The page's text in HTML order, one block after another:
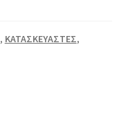
, ΚΑΤΑΣΚΕΥΑΣΤΕΣ,